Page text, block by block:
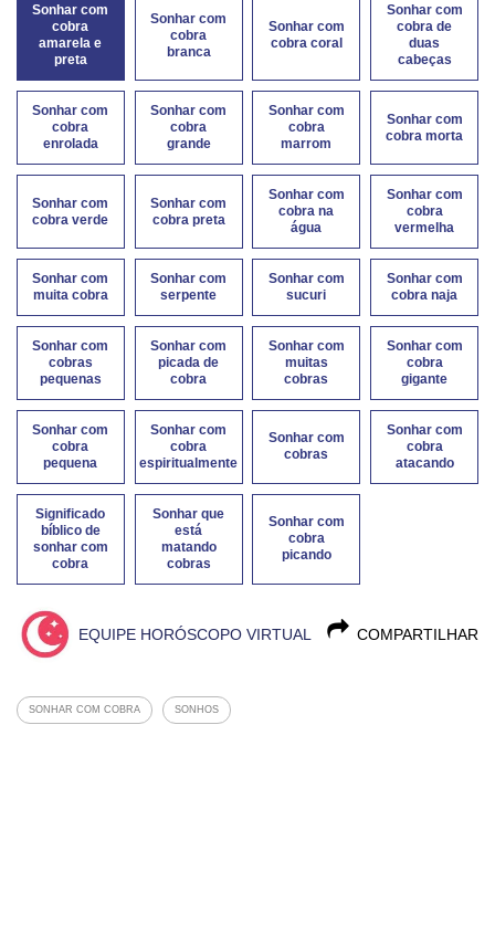
Sonhar com
cobra
amarela e
preta
Sonhar com
cobra
branca
Sonhar com
cobra coral
Sonhar com
cobra de
duas
cabeças
Sonhar com
cobra
enrolada
Sonhar com
cobra
grande
Sonhar com
cobra
marrom
Sonhar com
cobra morta
Sonhar com
cobra verde
Sonhar com
cobra preta
Sonhar com
cobra na
água
Sonhar com
cobra
vermelha
Sonhar com
muita cobra
Sonhar com
serpente
Sonhar com
sucuri
Sonhar com
cobra naja
Sonhar com
cobras
pequenas
Sonhar com
picada de
cobra
Sonhar com
muitas
cobras
Sonhar com
cobra
gigante
Sonhar com
cobra
pequena
Sonhar com
cobra
espiritualmente
Sonhar com
cobras
Sonhar com
cobra
atacando
Significado
bíblico de
sonhar com
cobra
Sonhar que
está
matando
cobras
Sonhar com
cobra
picando
COMPARTILHAR
EQUIPE HORÓSCOPO VIRTUAL
SONHAR COM COBRA SONHOS